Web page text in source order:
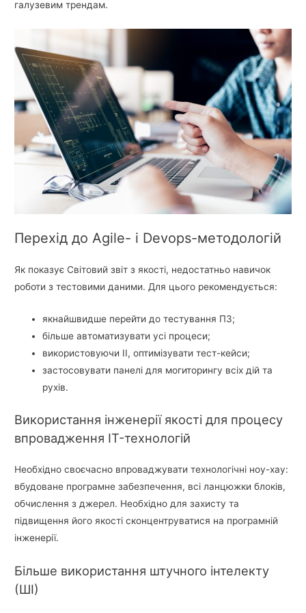
галузевим трендам.
Перехід до Agile- і Devops-методологій
Як показує Світовий звіт з якості, недостатньо навичок
роботи з тестовими даними. Для цього рекомендується:
якнайшвидше перейти до тестування ПЗ;
більше автоматизувати усі процеси;
використовуючи ІІ, оптимізувати тест-кейси;
застосовувати панелі для могиторингу всіх дій та
рухів.
Використання інженерії якості для процесу
впровадження IT-технологій
Необхідно своєчасно впроваджувати технологічні ноу-хау:
вбудоване програмне забезпечення, всі ланцюжки блоків,
обчислення з джерел. Необхідно для захисту та
підвищення його якості сконцентруватися на програмній
інженерії.
Більше використання штучного інтелекту
(ШІ)